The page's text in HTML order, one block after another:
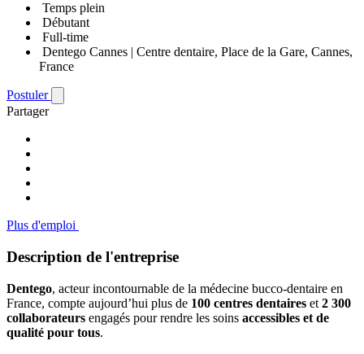
Temps plein
Débutant
Full-time
Dentego Cannes | Centre dentaire, Place de la Gare, Cannes,
France
Postuler
Partager
Plus d'emploi
Description de l'entreprise
Dentego, acteur incontournable de la médecine bucco-dentaire en
France, compte aujourd’hui plus de 100 centres dentaires et 2 300
collaborateurs engagés pour rendre les soins accessibles et de
qualité pour tous.